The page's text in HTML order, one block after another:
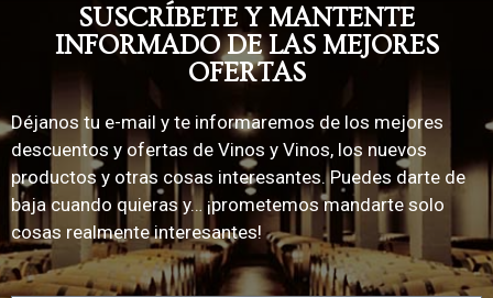
SUSCRÍBETE Y MANTENTE
INFORMADO DE LAS MEJORES
OFERTAS
Déjanos tu e-mail y te informaremos de los mejores
descuentos y ofertas de Vinos y Vinos, los nuevos
productos y otras cosas interesantes. Puedes darte de
baja cuando quieras y… ¡prometemos mandarte solo
cosas realmente interesantes!